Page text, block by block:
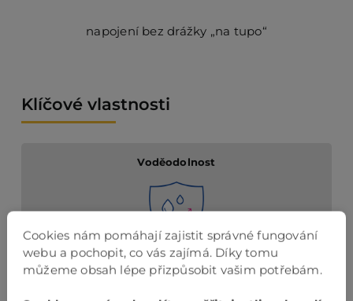
napojení bez drážky „na tupo“
Klíčové vlastnosti
Voděodolnost
vhodná pro vlhká prostředi
Cookies nám pomáhají zajistit správné fungování
webu a pochopit, co vás zajímá. Díky tomu
můžeme obsah lépe přizpůsobit vašim potřebám.